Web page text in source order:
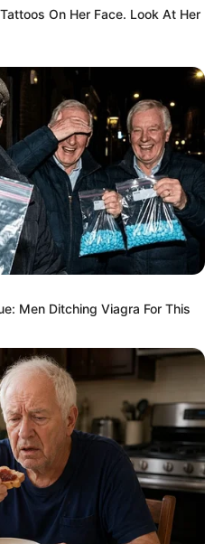
On Her Face. Look At Her
Men Ditching Viagra For This